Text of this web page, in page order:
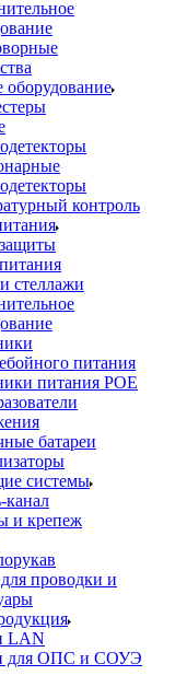
оборудование
контроль
стеллажи
питания
питания POE
батареи
системы
канал
и крепеж
проводки и
LAN
для ОПС и СОУЭ